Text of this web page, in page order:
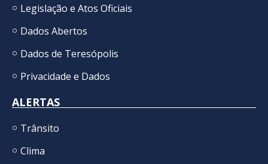
Legislação e Atos Oficiais
Dados Abertos
Dados de Teresópolis
Privacidade e Dados
ALERTAS
Trânsito
Clima